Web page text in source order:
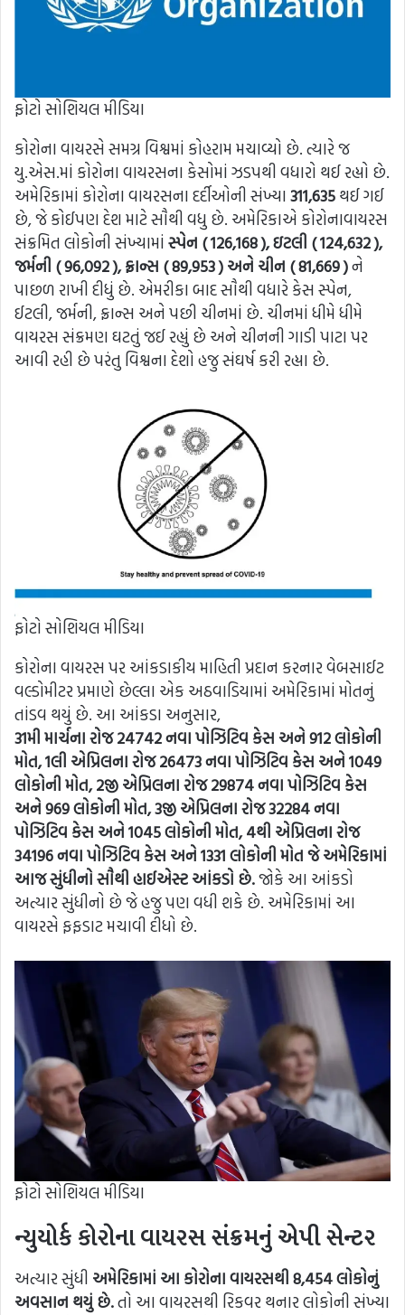
ફોટો સોશિયલ મીડિયા
કોરોના વાયરસે સમગ્ર વિશ્વમાં કોહરામ મચાવ્યો છે. ત્યારે જ
યુ.એસ.માં કોરોના વાયરસના કેસોમાં ઝડપથી વધારો થઈ રહ્યો છે.
અમેરિકામાં કોરોના વાયરસના દર્દીઓની સંખ્યા311,635થઈ ગઈ
છે, જે કોઈપણ દેશ માટે સૌથી વધુ છે. અમેરિકાએ કોરોનાવાયરસ
સંક્રમિત લોકોની સંખ્યામાંસ્પેન ( 126,168 ), ઇટલી ( 124,632 ),
જર્મની ( 96,092 ), ફ્રાન્સ ( 89,953 ) અને ચીન ( 81,669 )ને
પાછળ રાખી દીધું છે. એમરીકા બાદ સૌથી વધારે કેસ સ્પેન,
ઈટલી, જર્મની, ફ્રાન્સ અને પછી ચીનમાં છે. ચીનમાં ધીમે ધીમે
વાયરસ સંક્રમણ ઘટતું જઈ રહ્યું છે અને ચીનની ગાડી પાટા પર
આવી રહી છે પરંતુ વિશ્વના દેશો હજુ સંઘર્ષ કરી રહ્યા છે.
ફોટો સોશિયલ મીડિયા
કોરોના વાયરસ પર આંકડાકીય માહિતી પ્રદાન કરનાર વેબસાઈટ
વલ્ડોમીટર પ્રમાણે છેલ્લા એક અઠવાડિયામાં અમેરિકામાં મોતનું
તાંડવ થયું છે. આ આંકડા અનુસાર,
31મી માર્ચના રોજ 24742 નવા પોઝિટિવ કેસ અને 912 લોકોની
મોત, 1લી એપ્રિલના રોજ 26473 નવા પોઝિટિવ કેસ અને 1049
લોકોની મોત, 2જી એપ્રિલના રોજ 29874 નવા પોઝિટિવ કેસ
અને 969 લોકોની મોત, 3જી એપ્રિલના રોજ 32284 નવા
પોઝિટિવ કેસ અને 1045 લોકોની મોત, 4થી એપ્રિલના રોજ
34196 નવા પોઝિટિવ કેસ અને 1331 લોકોની મોત જે અમેરિકામાં
આજ સુંધીનો સૌથી હાઈએસ્ટ આંકડો છે.જોકે આ આંકડો
અત્યાર સુંધીનો છે જે હજુ પણ વધી શકે છે. અમેરિકામાં આ
વાયરસે ફફડાટ મચાવી દીધો છે.
ફોટો સોશિયલ મીડિયા
ન્યુયોર્ક કોરોના વાયરસ સંક્રમનું એપી સેન્ટર
અત્યાર સુંધી અમેરિકામાં આ કોરોના વાયરસથી 8,454 લોકોનું
અવસાન થયું છે.તો આ વાયરસથી રિકવર થનાર લોકોની સંખ્યા